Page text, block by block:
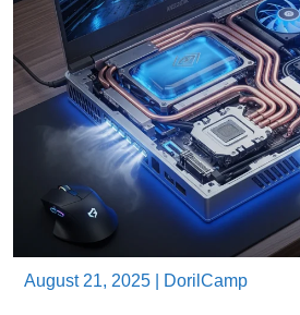
August 21, 2025 DorilCamp